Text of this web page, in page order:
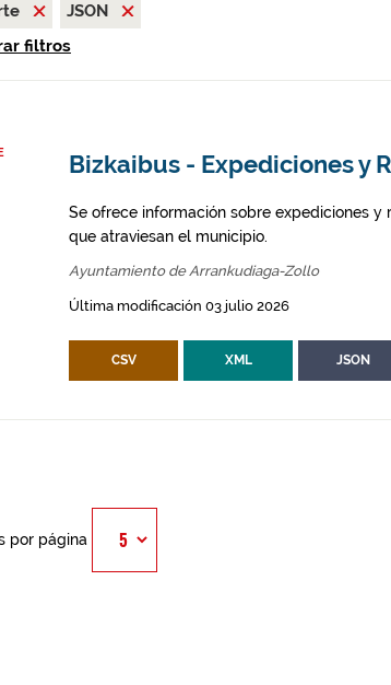
JSON
filtros
Bizkaibus - Expediciones y
Se ofrece información sobre expediciones
que atraviesan el municipio.
Ayuntamiento de Arrankudiaga-Zollo
Última modificación 03 julio 2026
CSV XML JSON
por página